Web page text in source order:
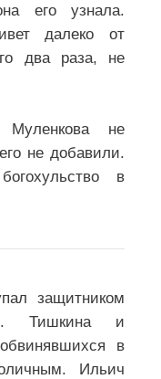
его узнала.
далеко от
два раза, не
не
не добавили.
в
защитником
Тишкина и
в
Ильич